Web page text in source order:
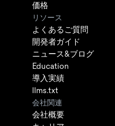
価格
リソース
よくあるご質問
開発者ガイド
ニュース&ブログ
Education
導入実績
llms.txt
会社関連
会社概要